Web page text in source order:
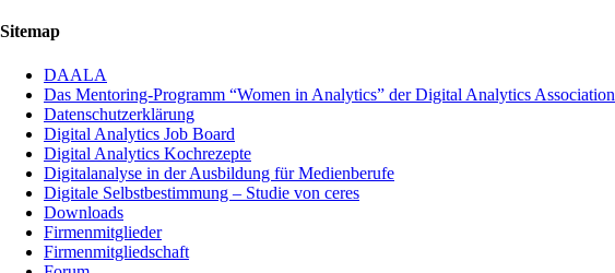
Sitemap
DAALA
Das Mentoring-Programm “Women in Analytics” der Digital Analytics Association
Datenschutzerklärung
Digital Analytics Job Board
Digital Analytics Kochrezepte
Digitalanalyse in der Ausbildung für Medienberufe
Digitale Selbstbestimmung – Studie von ceres
Downloads
Firmenmitglieder
Firmenmitgliedschaft